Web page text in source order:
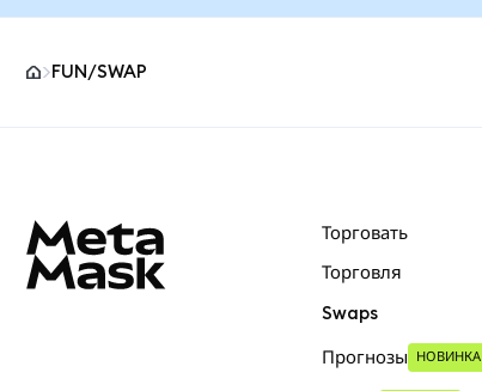
FUN/SWAP
Торговать
Торговля
Swaps
Прогнозы НОВИНКА